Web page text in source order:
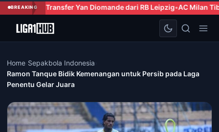
BREAKING
Yan Diomande dari RB Leipzig AC Milan Tiba di Indonesia,
Home Sepakbola Indonesia
Ramon Tanque Bidik Kemenangan untuk Persib pada Laga
Penentu Gelar Juara